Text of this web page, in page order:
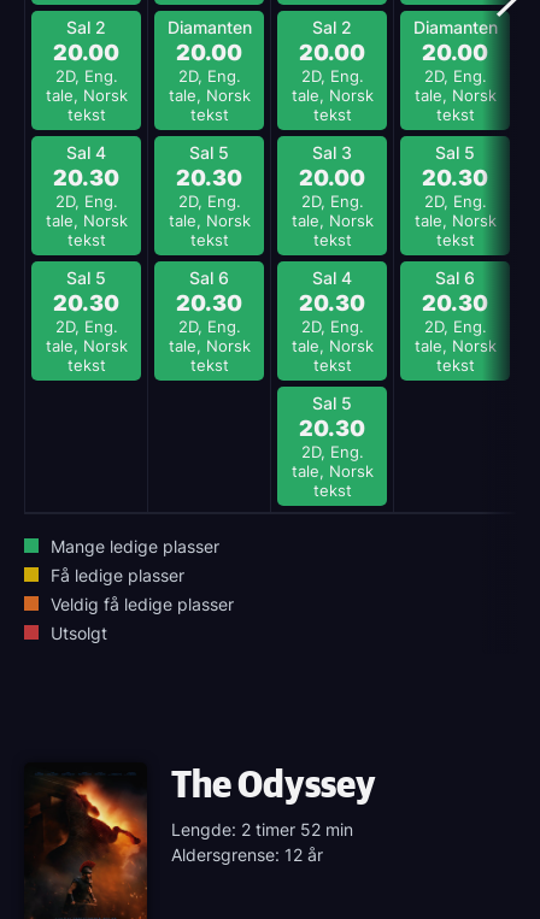
Sal 2
20.00
2D, Eng.
tale, Norsk
tekst
Sal 4
20.30
2D, Eng.
tale, Norsk
tekst
Sal 5
20.30
2D, Eng.
tale, Norsk
tekst
Diamanten
20.00
2D, Eng.
tale, Norsk
tekst
Sal 5
20.30
2D, Eng.
tale, Norsk
tekst
Sal 6
20.30
2D, Eng.
tale, Norsk
tekst
Sal 2
20.00
2D, Eng.
tale, Norsk
tekst
Sal 3
20.00
2D, Eng.
tale, Norsk
tekst
Sal 4
20.30
2D, Eng.
tale, Norsk
tekst
Sal 5
20.30
2D, Eng.
tale, Norsk
tekst
Diamanten
20.00
2D, Eng.
tale, Norsk
tekst
Sal 5
20.30
2D, Eng.
tale, Norsk
tekst
Sal 6
20.30
2D, Eng.
tale, Norsk
tekst
Mange ledige plasser
Få ledige plasser
Veldig få ledige plasser
Utsolgt
The Odyssey
Lengde: 2 timer 52 min
Aldersgrense: 12 år